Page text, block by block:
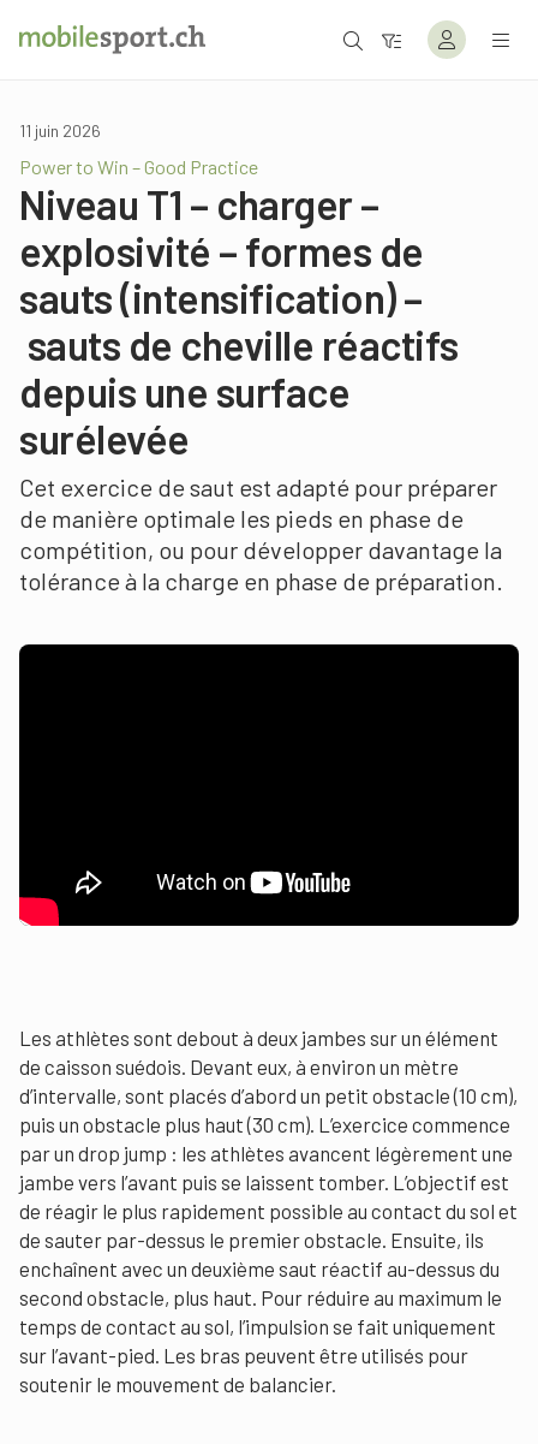
11 juin 2026
Power to Win – Good Practice
Niveau T1 – charger –
explosivité – formes de
sauts (intensification) –
sauts de cheville réactifs
depuis une surface
surélevée
Cet exercice de saut est adapté pour préparer
de manière optimale les pieds en phase de
compétition, ou pour développer davantage la
tolérance à la charge en phase de préparation.
Les athlètes sont debout à deux jambes sur un élément
de caisson suédois. Devant eux, à environ un mètre
d’intervalle, sont placés d’abord un petit obstacle (10 cm),
puis un obstacle plus haut (30 cm). L’exercice commence
par un drop jump : les athlètes avancent légèrement une
jambe vers l’avant puis se laissent tomber. L’objectif est
de réagir le plus rapidement possible au contact du sol et
de sauter par-dessus le premier obstacle. Ensuite, ils
enchaînent avec un deuxième saut réactif au-dessus du
second obstacle, plus haut. Pour réduire au maximum le
temps de contact au sol, l’impulsion se fait uniquement
sur l’avant-pied. Les bras peuvent être utilisés pour
soutenir le mouvement de balancier.